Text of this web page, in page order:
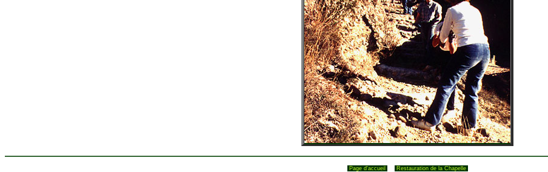
Page d'accueil Restauration de la Chapelle